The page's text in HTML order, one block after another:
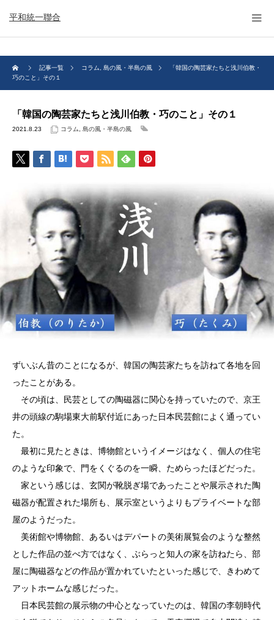
平和統一聯合
記事一覧 コラム 島の風・半島の風
「韓国の陶芸家たちと浅川伯教・
巧のこと」その１
「韓国の陶芸家たちと浅川伯教・巧のこと」その１
2021.8.23 コラム 島の風・半島の風
ずいぶん昔のことになるが、韓国の陶芸家たちを訪ねて各地を回
ったことがある。
その頃は、民芸としての陶磁器に関心を持っていたので、京王
井の頭線の駒場東大前駅付近にあった日本民芸館によく通ってい
た。
最初に見たときは、博物館というイメージはなく、個人の住宅
のような印象で、門をくぐるのを一瞬、ためらったほどだった。
家という感じは、玄関が靴脱ぎ場であったことや展示された陶
磁器が配置された場所も、展示室というよりもプライベートな部
屋のようだった。
美術館や博物館、あるいはデパートの美術展覧会のような整然
とした作品の並べ方ではなく、ぶらっと知人の家を訪ねたら、部
屋に陶磁器などの作品が置かれていたといった感じで、きわめて
アットホームな感じだった。
日本民芸館の展示物の中心となっていたのは、韓国の李朝時代